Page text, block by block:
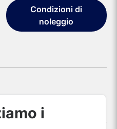
Condizioni di
noleggio
i